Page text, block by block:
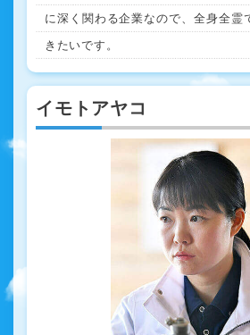
に深く関わる企業なので、全身全霊
きたいです。
イモトアヤコ